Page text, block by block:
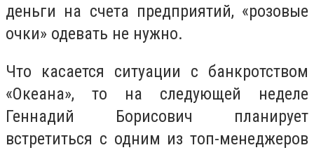
деньги на счета предприятий, «розовые
очки» одевать не нужно.
Что касается ситуации с банкротством
«Океана», то на следующей неделе
Геннадий Борисович планирует
встретиться с одним из топ-менеджеров